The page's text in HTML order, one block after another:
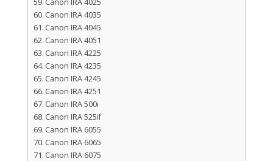
Canon IRA 4025
Canon IRA 4035
Canon IRA 4045
Canon IRA 4051
Canon IRA 4225
Canon IRA 4235
Canon IRA 4245
Canon IRA 4251
Canon IRA 500i
Canon IRA 525if
Canon IRA 6055
Canon IRA 6065
Canon IRA 6075